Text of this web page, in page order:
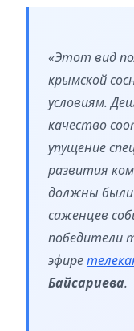
«Этот вид
крымской
условиям.
качество
упущение
развития
должны были
саженцев
победители
эфире
Байсариева.